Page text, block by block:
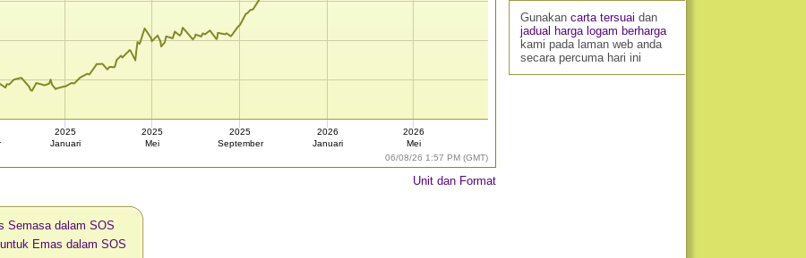
06/08/26 1:57 PM (GMT)
2025
Januari
2025
Mei
2025
September
2026
Januari
2026
Mei
Unit dan Format
Semasa dalam SOS
Emas dalam SOS
Gunakan carta tersuai dan
jadual harga logam berharga
kami pada laman web anda
secara percuma hari ini